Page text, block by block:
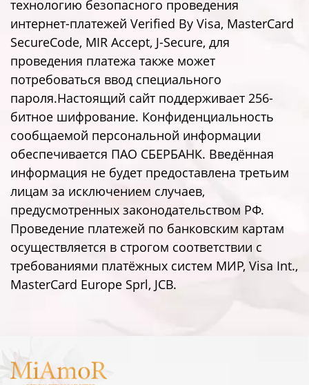
технологию безопасного проведения
интернет-платежей Verified By Visa, MasterCard
SecureCode, MIR Accept, J-Secure, для
проведения платежа также может
потребоваться ввод специального
пароля.Настоящий сайт поддерживает 256-
битное шифрование. Конфиденциальность
сообщаемой персональной информации
обеспечивается ПАО СБЕРБАНК. Введённая
информация не будет предоставлена третьим
лицам за исключением случаев,
предусмотренных законодательством РФ.
Проведение платежей по банковским картам
осуществляется в строгом соответствии с
требованиями платёжных систем МИР, Visa Int.,
MasterCard Europe Sprl, JCB.